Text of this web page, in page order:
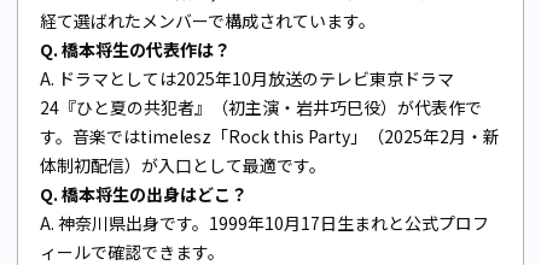
経て選ばれたメンバーで構成されています。
Q. 橋本将生の代表作は？
A. ドラマとしては2025年10月放送のテレビ東京ドラマ
24『ひと夏の共犯者』（初主演・岩井巧巳役）が代表作で
す。音楽ではtimelesz「Rock this Party」（2025年2月・新
体制初配信）が入口として最適です。
Q. 橋本将生の出身はどこ？
A. 神奈川県出身です。1999年10月17日生まれと公式プロフ
ィールで確認できます。